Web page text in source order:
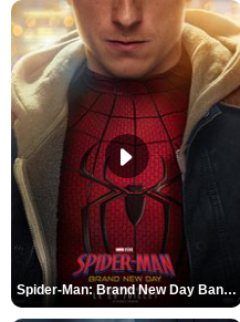
Spider-Man: Brand New Day Bande-annonce VO STFR